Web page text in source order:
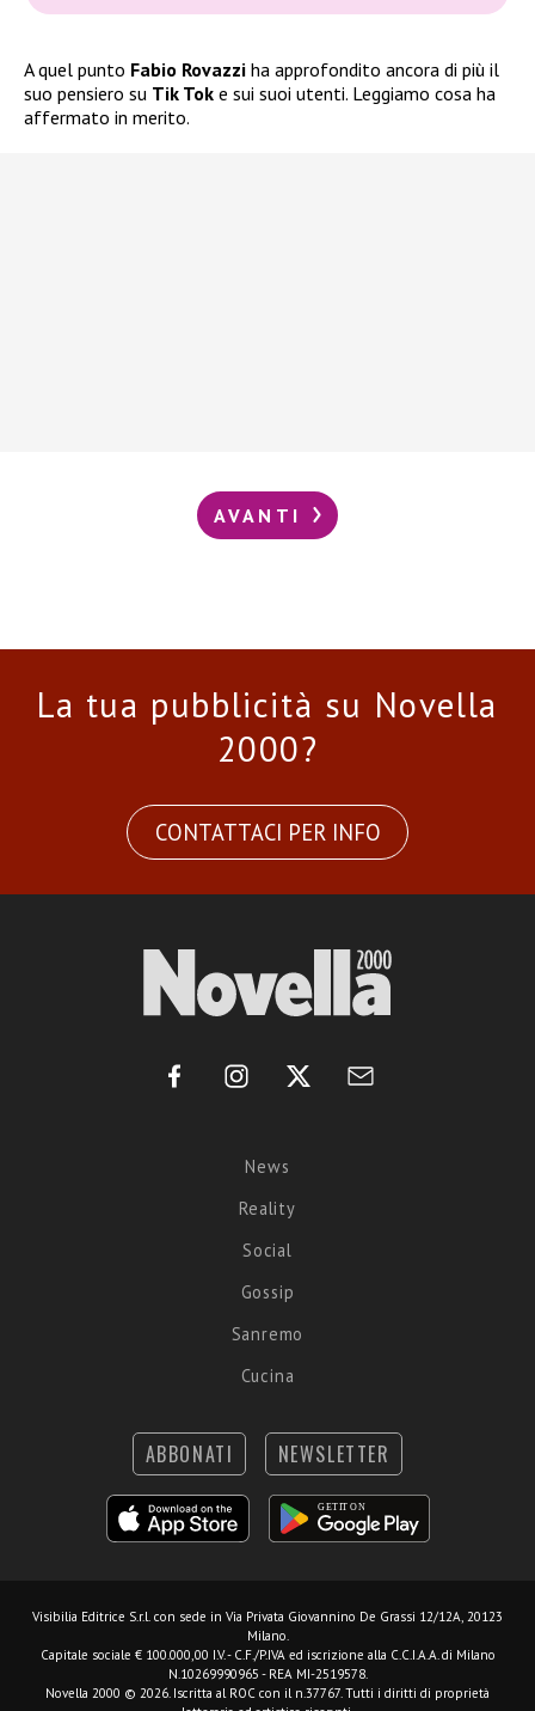
A quel punto Fabio Rovazzi ha approfondito ancora di più il
suo pensiero su Tik Tok e sui suoi utenti. Leggiamo cosa ha
affermato in merito.
AVANTI
La tua pubblicità su Novella
2000?
CONTATTACI PER INFO
News
Reality
Social
Gossip
Sanremo
Cucina
ABBONATI NEWSLETTER
Visibilia Editrice S.r.l. con sede in Via Privata Giovannino De Grassi 12/12A, 20123
Milano.
Capitale sociale € 100.000,00 I.V. - C.F./P.IVA ed iscrizione alla C.C.I.A.A. di Milano
N.10269990965 - REA MI-2519578.
Novella 2000 © 2026. Iscritta al ROC con il n.37767. Tutti i diritti di proprietà